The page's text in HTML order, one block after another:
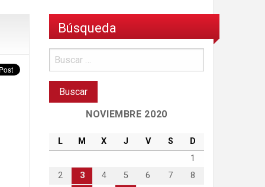
Búsqueda
NOVIEMBRE 2020
L M X J V S
D
1
2
3 4 5 6 7
8